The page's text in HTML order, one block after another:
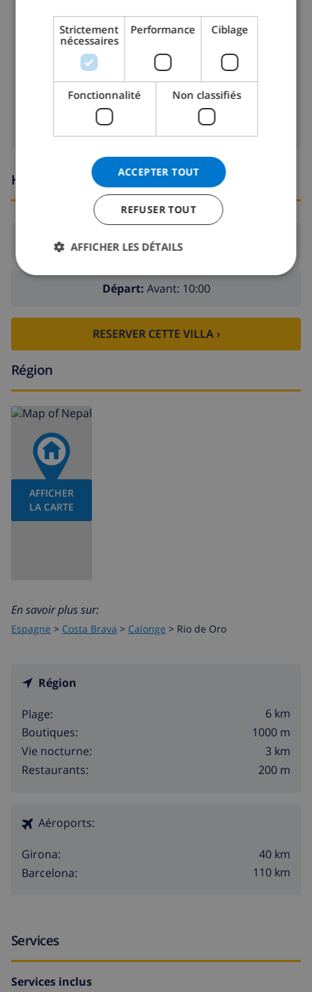
radio-CD
lecteur DVD
Télévision satellite
Heures d'arrivée et de départ
Arrivée: De 16:00 avant 21:00
Départ: Avant: 10:00
RESERVER CETTE VILLA ›
Région
AFFICHER
LA CARTE
En savoir plus sur:
Espagne > Costa Brava > Calonge > Rio de Oro
Région
Plage:
6 km
Boutiques:
1000 m
Vie nocturne:
3 km
Restaurants:
200 m
Aéroports:
Girona:
40 km
Barcelona:
110 km
Services
Services inclus
DANISH
Strictement
nécessaires
Performance Ciblage
Fonctionnalité Non classifiés
ACCEPTER TOUT
REFUSER TOUT
AFFICHER LES DÉTAILS